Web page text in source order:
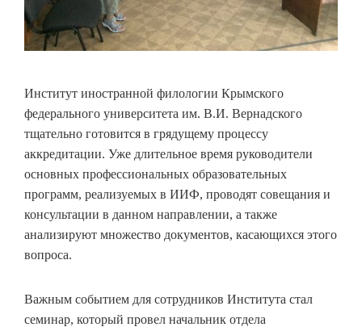
Институт иностранной филологии Крымского
федерального университета им. В.И. Вернадского
тщательно готовится в грядущему процессу
аккредитации. Уже длительное время руководители
основных профессиональных образовательных
программ, реализуемых в ИИФ, проводят совещания и
консультации в данном направлении, а также
анализируют множество документов, касающихся этого
вопроса.
Важным событием для сотрудников Института стал
семинар, который провел начальник отдела